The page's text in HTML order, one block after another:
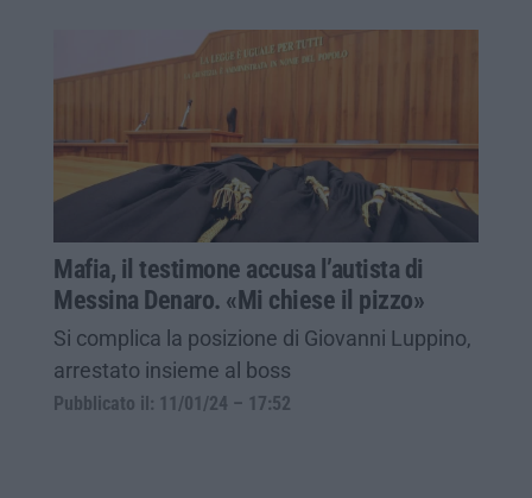
Mafia, il testimone accusa l’autista di
Messina Denaro. «Mi chiese il pizzo»
Si complica la posizione di Giovanni Luppino,
arrestato insieme al boss
Pubblicato il: 11/01/24 – 17:52